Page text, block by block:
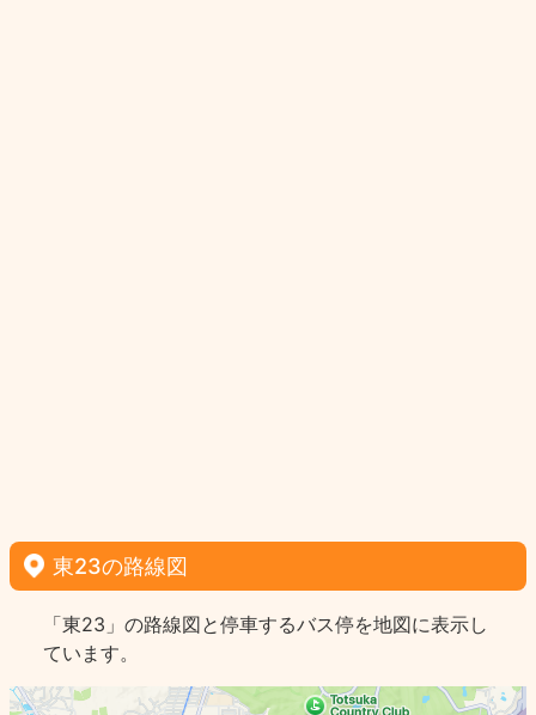
東23の路線図
「東23」の路線図と停車するバス停を地図に表示し
ています。